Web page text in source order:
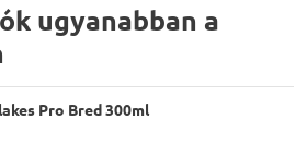
ugyanabban a
Pro Bred 300ml